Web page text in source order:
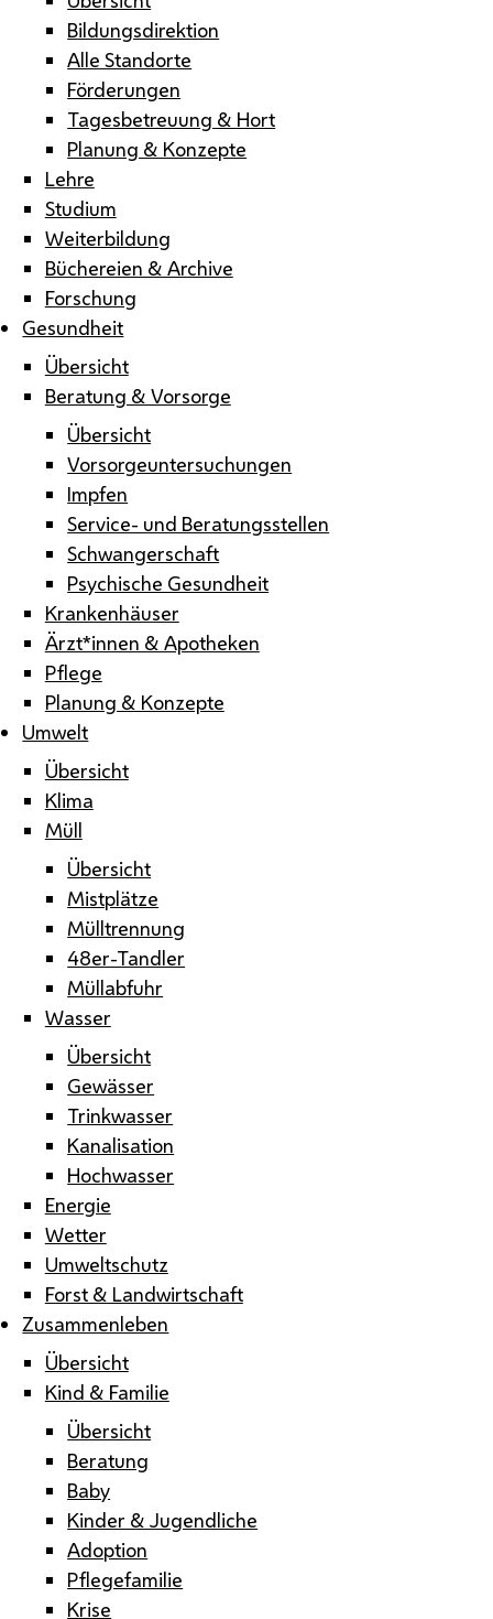
Bildungsdirektion
Alle Standorte
Förderungen
Tagesbetreuung & Hort
Planung & Konzepte
Lehre
Studium
Weiterbildung
Büchereien & Archive
Forschung
Gesundheit
Übersicht
Beratung & Vorsorge
Übersicht
Vorsorgeuntersuchungen
Impfen
Service- und Beratungsstellen
Schwangerschaft
Psychische Gesundheit
Krankenhäuser
Ärzt*innen & Apotheken
Pflege
Planung & Konzepte
Umwelt
Übersicht
Klima
Müll
Übersicht
Mistplätze
Mülltrennung
48er-Tandler
Müllabfuhr
Wasser
Übersicht
Gewässer
Trinkwasser
Kanalisation
Hochwasser
Energie
Wetter
Umweltschutz
Forst & Landwirtschaft
Zusammenleben
Übersicht
Kind & Familie
Übersicht
Beratung
Baby
Kinder & Jugendliche
Adoption
Pflegefamilie
Krise